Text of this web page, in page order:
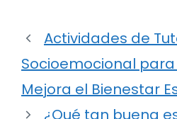
Actividades de
Socioemocional
Mejora el Bienestar
¿Qué tan buena